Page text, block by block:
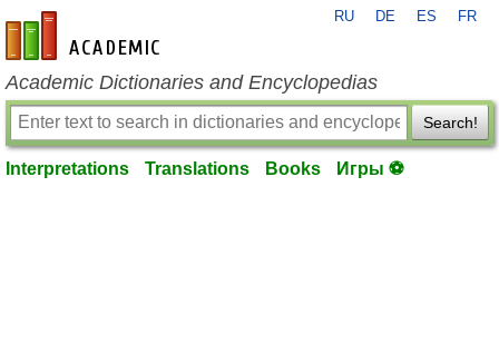
en-academic.com
RU DE ES FR
Academic Dictionaries and Encyclopedias
Search!
Interpretations Translations Books Игры ⚽